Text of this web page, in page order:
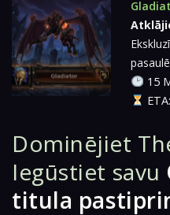
pasaulē
15
Dominējiet
Iegūstiet savu
titula